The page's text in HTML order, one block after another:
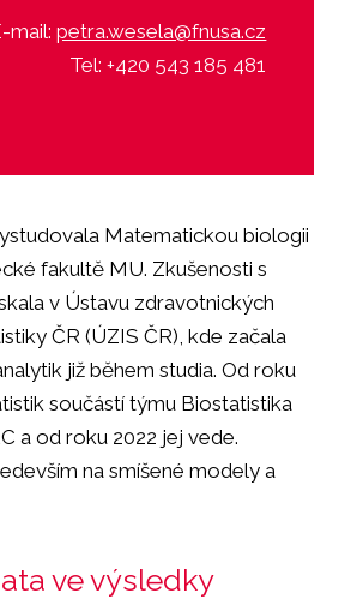
mail:petra.wesela@fnusa.cz
Tel: +420 543 185 481
Matematickou biologii
fakultě MU. Zkušenosti s
v Ústavu zdravotnických
ČR (ÚZIS ČR), kde začala
již během studia. Od roku
součástí týmu Biostatistika
a od roku 2022 jej vede.
na smíšené modely a
ve výsledky